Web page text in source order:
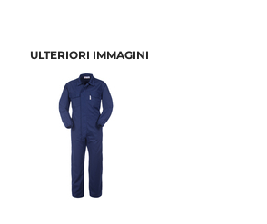
ULTERIORI IMMAGINI